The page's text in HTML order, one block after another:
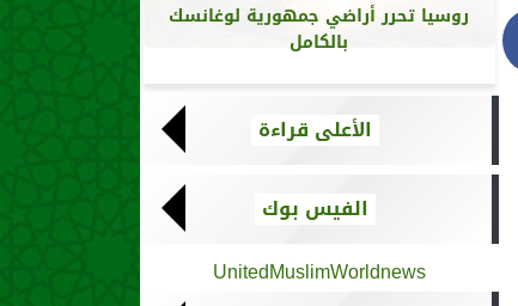
روسيا تحرر أراضي جمهورية لوغانسك
بالكامل
الأعلى قراءة
الفيس بوك
UnitedMuslimWorldnews